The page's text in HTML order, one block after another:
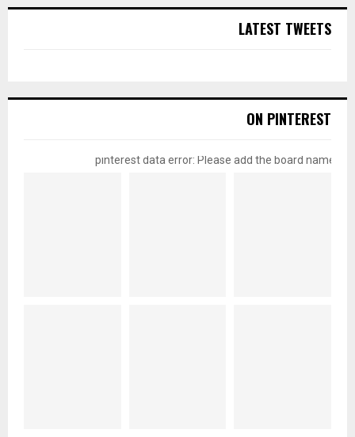
LATEST TWEETS
ON PINTEREST
pinterest data error: Please add the board name